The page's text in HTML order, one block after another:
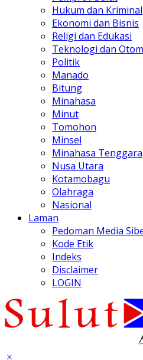
Hukum dan Kriminal
Ekonomi dan Bisnis
Religi dan Edukasi
Teknologi dan
Politik
Manado
Bitung
Minahasa
Minut
Tomohon
Minsel
Minahasa Tenggara
Nusa Utara
Kotamobagu
Olahraga
Nasional
Laman
Pedoman Media
Kode Etik
Indeks
Disclaimer
LOGIN